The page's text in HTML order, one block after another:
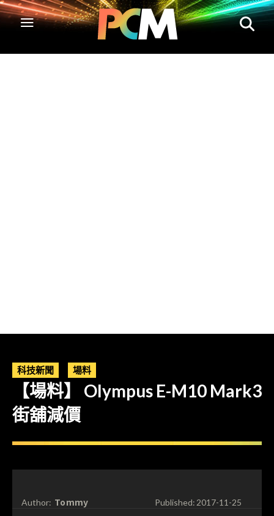
科技新聞 場料
【場料】 Olympus E-M10 Mark3
街舖減價
Author: Tommy Published:2017-11-25